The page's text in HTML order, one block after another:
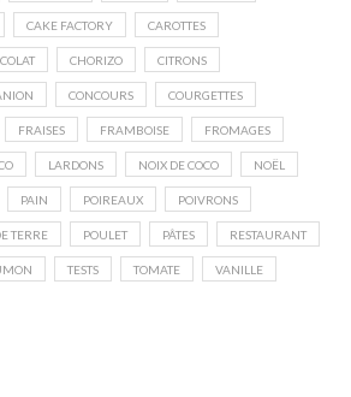
CAKE FACTORY CAROTTES
CHORIZO CITRONS
CONCOURS COURGETTES
FRAISES FRAMBOISE FROMAGES
LARDONS NOIX DE COCO NOËL
PAIN POIREAUX POIVRONS
TERRE POULET PÂTES RESTAURANT
TESTS TOMATE VANILLE